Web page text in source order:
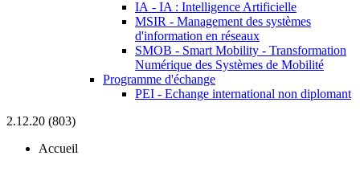
IA - IA : Intelligence Artificielle
MSIR - Management des systèmes
d'information en réseaux
SMOB - Smart Mobility - Transformation
Numérique des Systèmes de Mobilité
Programme d'échange
PEI - Echange international non diplomant
2.12.20 (803)
Accueil